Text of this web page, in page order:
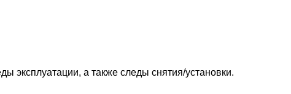
эксплуатации, а также следы снятия/установки.